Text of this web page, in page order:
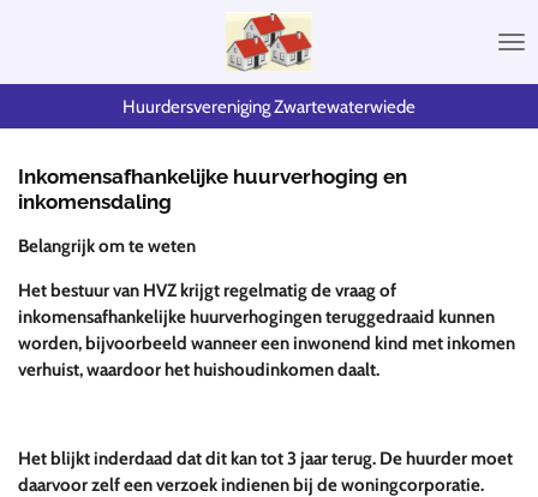
hoofdinhoud
Huurdersvereniging Zwartewaterwiede
Inkomensafhankelijke huurverhoging en
inkomensdaling
Belangrijk om te weten
Het bestuur van HVZ krijgt regelmatig de vraag of
inkomensafhankelijke huurverhogingen teruggedraaid kunnen
worden, bijvoorbeeld wanneer een inwonend kind met inkomen
verhuist, waardoor het huishoudinkomen daalt.
Het blijkt inderdaad dat dit kan tot 3 jaar terug. De huurder moet
daarvoor zelf een verzoek indienen bij de woningcorporatie.